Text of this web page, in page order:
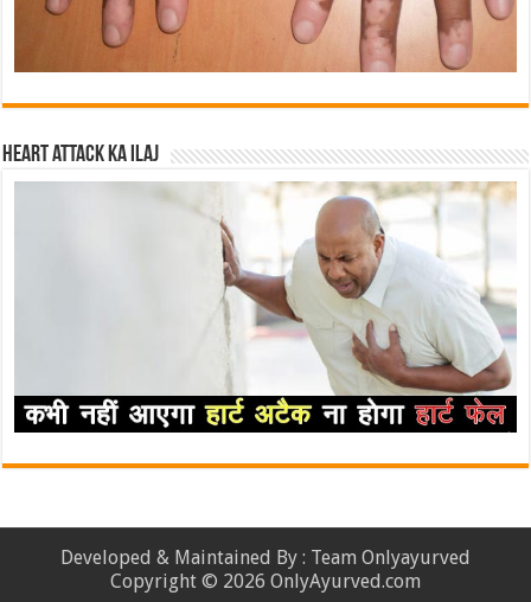
Heart attack ka ilaj
Developed & Maintained By : Team Onlyayurved
Copyright © 2026 OnlyAyurved.com